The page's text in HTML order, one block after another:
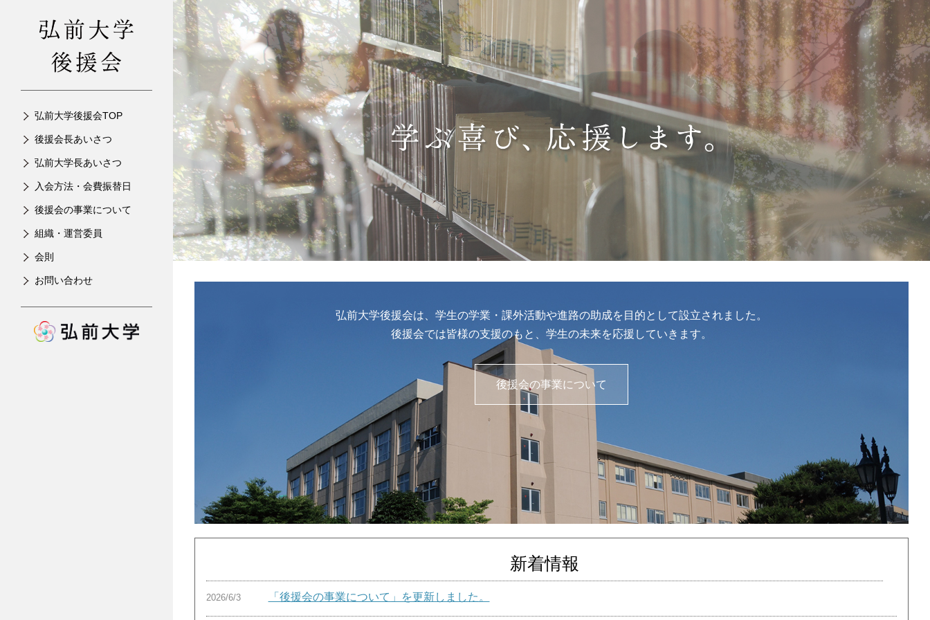
弘前大学後援会TOP
後援会長あいさつ
弘前大学長あいさつ
入会方法・会費振替日
後援会の事業について
組織・運営委員
会則
お問い合わせ
弘前大学後援会は、学生の学業・課外活動や進路の助成を目的として設立されました。
後援会では皆様の支援のもと、学生の未来を応援していきます。
後援会の事業について
新着情報
2026/6/3 「後援会の事業について」を更新しました。